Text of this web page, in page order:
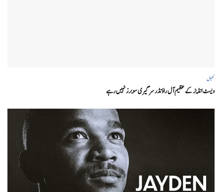
کھیل
ویسٹ انڈیز کے عظیم آل راؤنڈر سر گیری سوبرز نہیں رہے